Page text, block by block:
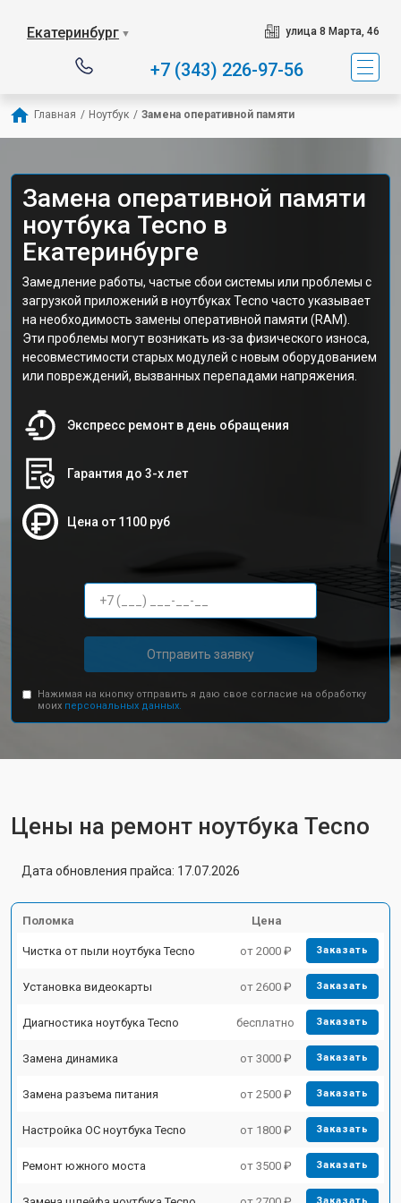
Екатеринбург ▼ улица 8 Марта, 46
+7 (343) 226-97-56
Главная / Ноутбук / Замена оперативной памяти
Замена оперативной памяти
ноутбука Tecno в
Екатеринбурге
Замедление работы, частые сбои системы или проблемы с
загрузкой приложений в ноутбуках Tecno часто указывает
на необходимость замены оперативной памяти (RAM).
Эти проблемы могут возникать из-за физического износа,
несовместимости старых модулей с новым оборудованием
или повреждений, вызванных перепадами напряжения.
Экспресс ремонт в день обращения
Гарантия до 3-х лет
Цена от 1100 руб
Отправить заявку
Нажимая на кнопку отправить я даю свое согласие на обработку
моих персональных данных.
Цены на ремонт ноутбука Tecno
Дата обновления прайса: 17.07.2026
Поломка Цена
Чистка от пыли ноутбука Tecno от 2000 ₽ Заказать
Установка видеокарты от 2600 ₽ Заказать
Диагностика ноутбука Tecno бесплатно Заказать
Замена динамика от 3000 ₽ Заказать
Замена разъема питания от 2500 ₽ Заказать
Настройка ОС ноутбука Tecno от 1800 ₽ Заказать
Ремонт южного моста от 3500 ₽ Заказать